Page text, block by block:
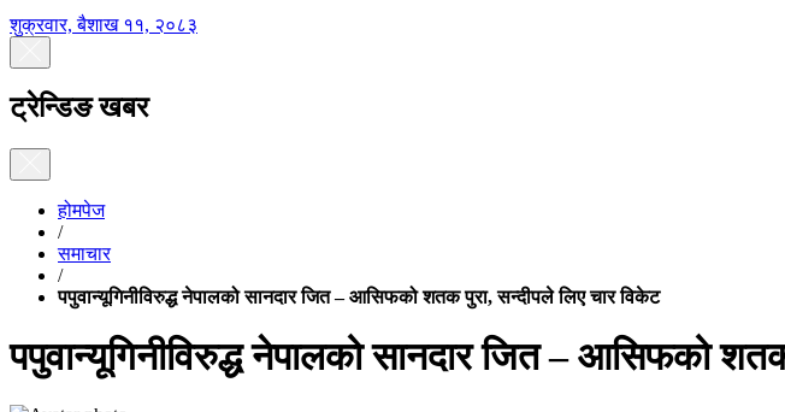
शुक्रवार, बैशाख ११, २०८३
ट्रेन्डिङ खबर
होमपेज
/
समाचार
/
पपुवान्यूगिनीविरुद्ध नेपालको सानदार जित – आसिफको शतक पुरा, सन्दीपले लिए चार विकेट
पपुवान्यूगिनीविरुद्ध नेपालको सानदार जित – आसिफको